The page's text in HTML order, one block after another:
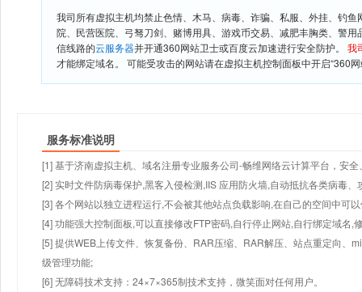
我司所有虚拟主机均禁止色情、木马、病毒、诈骗、私服、外挂、钓
院、民营医院、弓驽刀剑、赌博用具、游戏币交易、减肥丰胸类、警
信线路的云服务器并开通360网站卫士或百度云加速进行安全防护。 我
才能绑定域名。 可能受攻击的网站请在虚拟主机控制面板中开启“360
服务标准说明
[1] 基于济南虚拟主机、域名注册专业服务公司-畅维网络云计算平台，安全
[2] 实时文件防病毒保护,黑客入侵检测,IIS 应用防火墙,自动抵抗各类病毒、
[3] 各个网站以独立进程运行,不会被其他站点负载影响,在自己的空间中可
[4] 功能强大控制面板,可以直接修改FTP密码,自行停止网站,自行绑定域名,
[5] 提供WEB上传文件、恢复备份、RAR压缩、RAR解压、站点重定向、
级管理功能;
[6] 无障碍技术支持：24×7×365制技术支持，微笑面对任何用户。